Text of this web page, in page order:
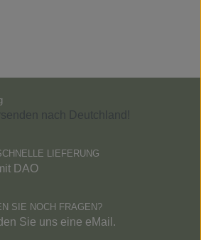
LIEFERUNG
DAO
SIE NOCH FRAGEN?
Sie uns eine eMail.